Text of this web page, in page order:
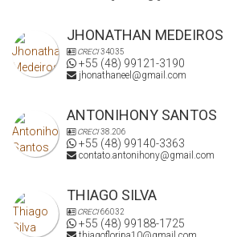
JHONATHAN MEDEIROS
CRECI34035
+55 (48) 99121-3190
jhonathaneel@gmail.com
ANTONIHONY SANTOS
CRECI38.206
+55 (48) 99140-3363
contato.antonihony@gmail.com
THIAGO SILVA
CRECI66032
+55 (48) 99188-1725